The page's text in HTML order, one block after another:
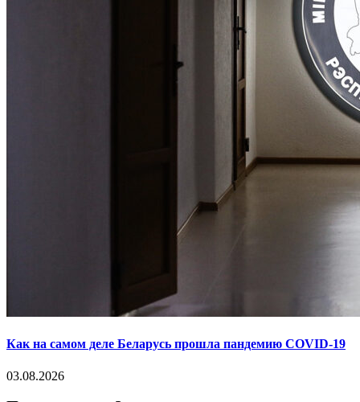
Как на самом деле Беларусь прошла пандемию COVID-19
03.08.2026